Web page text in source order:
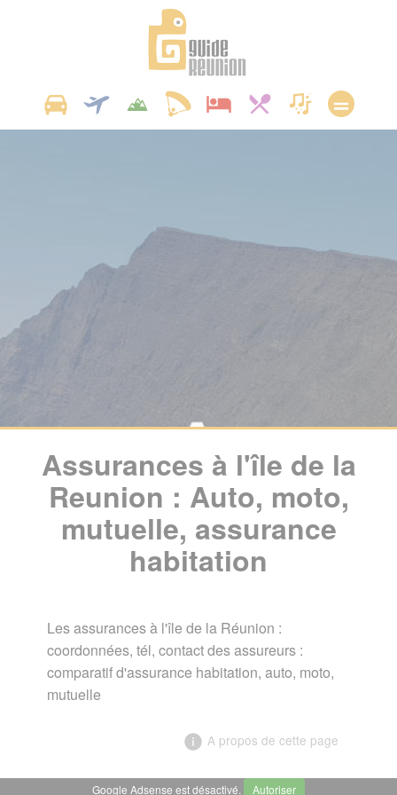
Assurances à l'île de la
Reunion : Auto, moto,
mutuelle, assurance
habitation
Les assurances à l'île de la Réunion :
coordonnées, tél, contact des assureurs :
comparatif d'assurance habitation, auto, moto,
mutuelle
A propos de cette page
Google Adsense est désactivé. Autoriser
Panneau de gestion des cookies